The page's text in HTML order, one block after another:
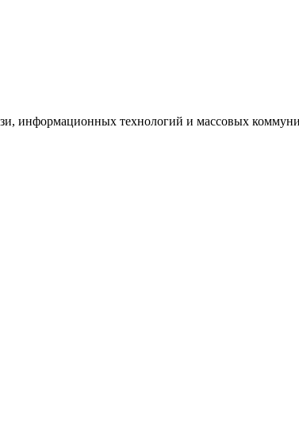
технологий и массовых